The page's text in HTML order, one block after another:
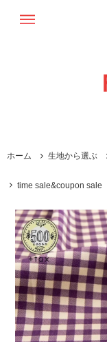
ホーム 生地から選ぶ
time sale&coupon sale